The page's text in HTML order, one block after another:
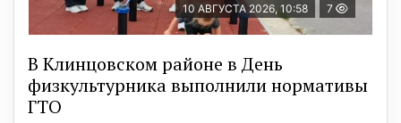
10 АВГУСТА 2026, 10:58 7
В Клинцовском районе в День
физкультурника выполнили нормативы
ГТО